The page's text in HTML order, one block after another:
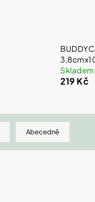
Skladem
219 Kč
Abecedně